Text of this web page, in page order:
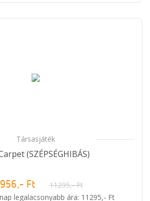
Társasjáték
(SZÉPSÉGHIBÁS)
Ft
11295,- Ft
legalacsonyabb ára: 11295,- Ft